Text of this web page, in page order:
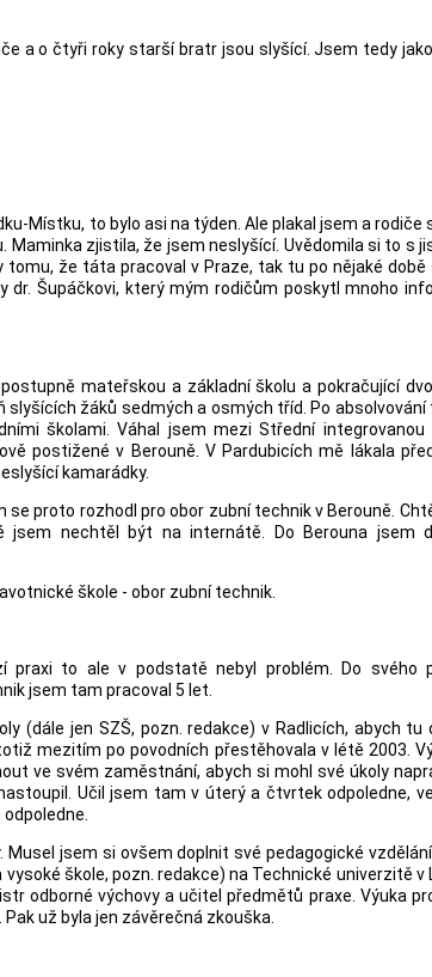
a o čtyři roky starší bratr jsou slyšící. Jsem tedy
Místku, to bylo asi na týden. Ale plakal jsem a rodiče
zjistila, že jsem neslyšící. Uvědomila si to s
že táta pracoval v Praze, tak tu po nějaké době
dr. Šupáčkovi, který mým rodičům poskytl mnoho
mateřskou a základní školu a pokračující
žáků sedmých a osmých tříd. Po
školami. Váhal jsem mezi Střední integrovanou
postižené v Berouně. V Pardubicích mě lákala
kamarádky.
se proto rozhodl pro obor zubní technik v Berouně.
nechtěl být na internátě. Do Berouna jsem
škole - obor zubní technik.
to ale v podstatě nebyl problém. Do svého
jsem tam pracoval 5 let.
(dále jen SZŠ, pozn. redakce) v Radlicích, abych tu
mezitím po povodních přestěhovala v létě 2003.
ve svém zaměstnání, abych si mohl své úkoly
Učil jsem tam v úterý a čtvrtek odpoledne,
jsem si ovšem doplnit své pedagogické
škole, pozn. redakce) na Technické univerzitě v
odborné výchovy a učitel předmětů praxe. Výuka
už byla jen závěrečná zkouška.